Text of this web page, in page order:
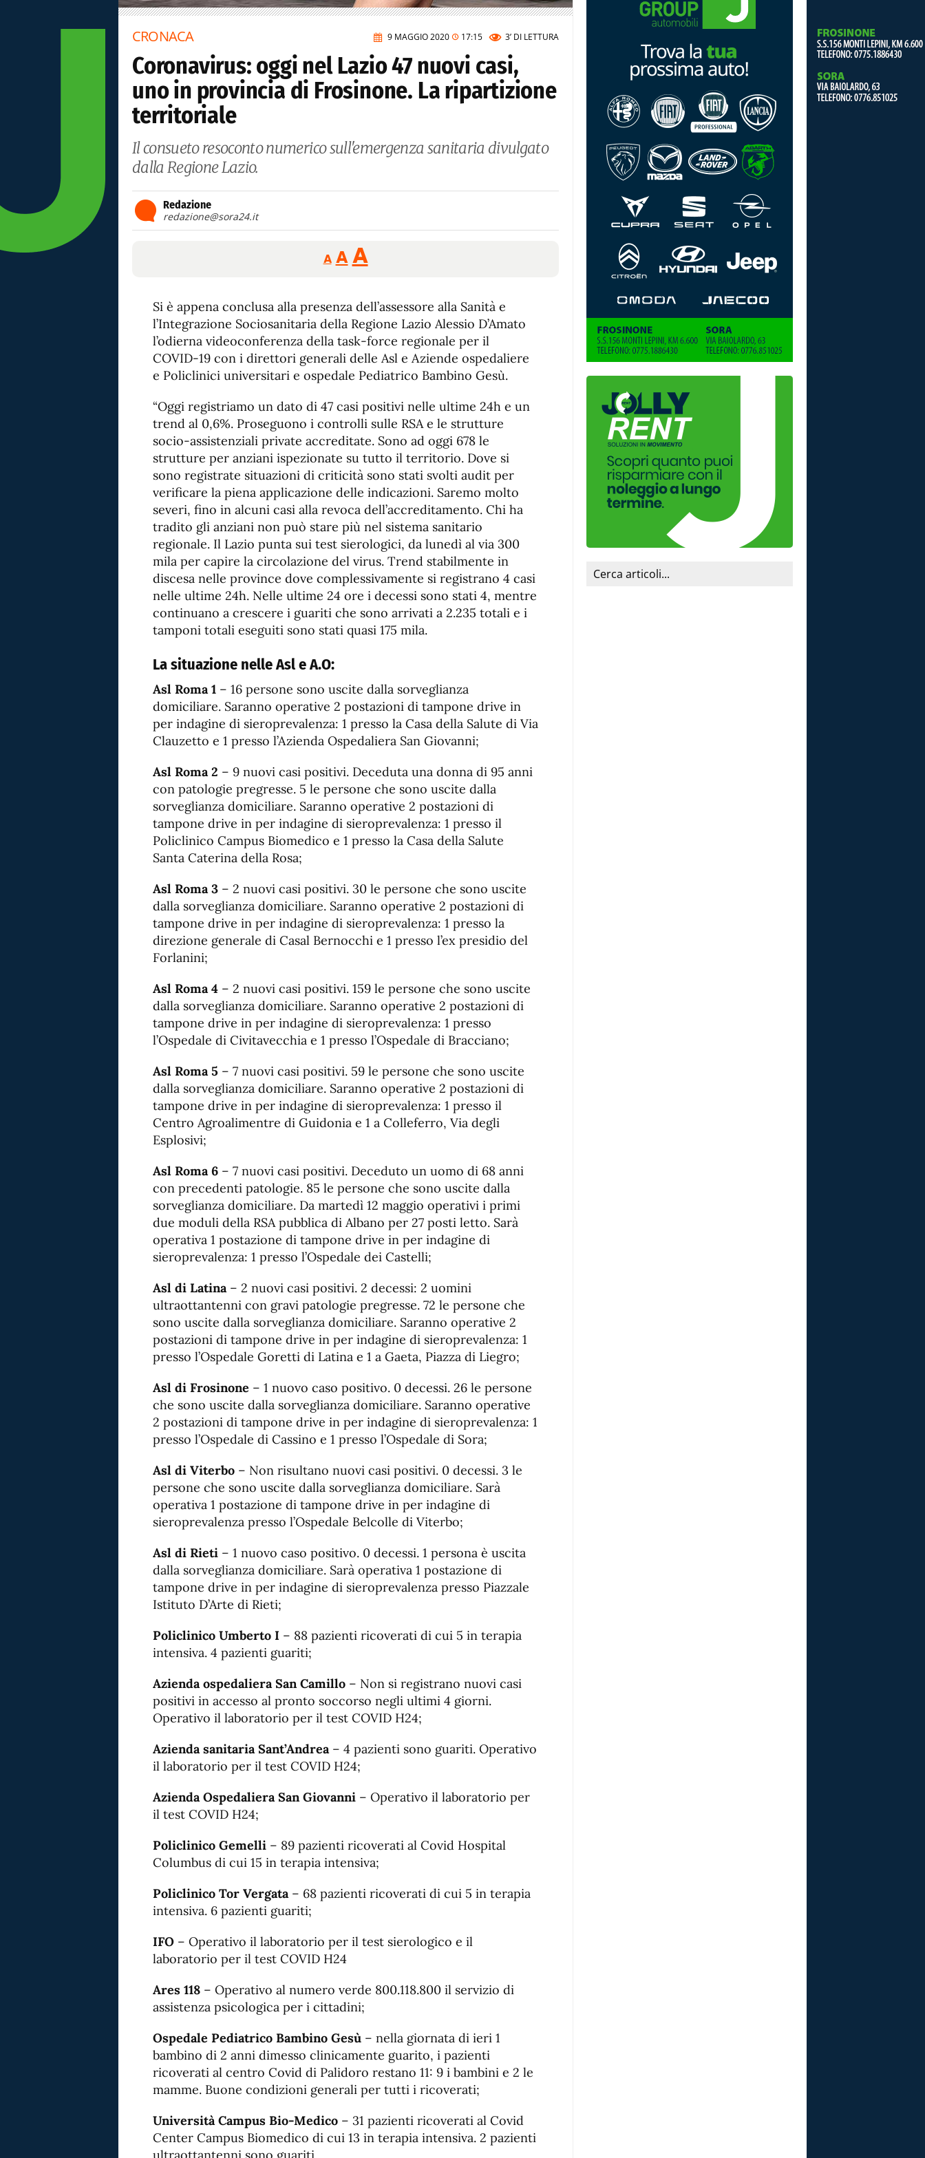
9 MAGGIO 2020 17:15 3’ DI LETTURA
CRONACA
Coronavirus: oggi nel Lazio 47 nuovi casi,
uno in provincia di Frosinone. La ripartizione
territoriale
Il consueto resoconto numerico sull'emergenza sanitaria divulgato
dalla Regione Lazio.
Redazione
redazione@sora24.it
A
Reducir
tamaño
A Restablecer
tamaño
de
fuente
AAumentar
de
fuente.
Si è appena conclusa alla presenza dell’assessore alla Sanità e
l’Integrazione Sociosanitaria della Regione Lazio Alessio D’Amato
l’odierna videoconferenza della task-force regionale per il
COVID-19 con i direttori generali delle Asl e Aziende ospedaliere
e Policlinici universitari e ospedale Pediatrico Bambino Gesù.
“Oggi registriamo un dato di 47 casi positivi nelle ultime 24h e un
trend al 0,6%. Proseguono i controlli sulle RSA e le strutture
socio-assistenziali private accreditate. Sono ad oggi 678 le
strutture per anziani ispezionate su tutto il territorio. Dove si
sono registrate situazioni di criticità sono stati svolti audit per
verificare la piena applicazione delle indicazioni. Saremo molto
severi, fino in alcuni casi alla revoca dell’accreditamento. Chi ha
tradito gli anziani non può stare più nel sistema sanitario
regionale. Il Lazio punta sui test sierologici, da lunedì al via 300
mila per capire la circolazione del virus. Trend stabilmente in
discesa nelle province dove complessivamente si registrano 4 casi
nelle ultime 24h. Nelle ultime 24 ore i decessi sono stati 4, mentre
continuano a crescere i guariti che sono arrivati a 2.235 totali e i
tamponi totali eseguiti sono stati quasi 175 mila.
La situazione nelle Asl e A.O:
Asl Roma 1 – 16 persone sono uscite dalla sorveglianza
domiciliare. Saranno operative 2 postazioni di tampone drive in
per indagine di sieroprevalenza: 1 presso la Casa della Salute di Via
Clauzetto e 1 presso l’Azienda Ospedaliera San Giovanni;
Asl Roma 2 – 9 nuovi casi positivi. Deceduta una donna di 95 anni
con patologie pregresse. 5 le persone che sono uscite dalla
sorveglianza domiciliare. Saranno operative 2 postazioni di
tampone drive in per indagine di sieroprevalenza: 1 presso il
Policlinico Campus Biomedico e 1 presso la Casa della Salute
Santa Caterina della Rosa;
Asl Roma 3 – 2 nuovi casi positivi. 30 le persone che sono uscite
dalla sorveglianza domiciliare. Saranno operative 2 postazioni di
tampone drive in per indagine di sieroprevalenza: 1 presso la
direzione generale di Casal Bernocchi e 1 presso l’ex presidio del
Forlanini;
Asl Roma 4 – 2 nuovi casi positivi. 159 le persone che sono uscite
dalla sorveglianza domiciliare. Saranno operative 2 postazioni di
tampone drive in per indagine di sieroprevalenza: 1 presso
l’Ospedale di Civitavecchia e 1 presso l’Ospedale di Bracciano;
Asl Roma 5 – 7 nuovi casi positivi. 59 le persone che sono uscite
dalla sorveglianza domiciliare. Saranno operative 2 postazioni di
tampone drive in per indagine di sieroprevalenza: 1 presso il
Centro Agroalimentre di Guidonia e 1 a Colleferro, Via degli
Esplosivi;
Asl Roma 6 – 7 nuovi casi positivi. Deceduto un uomo di 68 anni
con precedenti patologie. 85 le persone che sono uscite dalla
sorveglianza domiciliare. Da martedì 12 maggio operativi i primi
due moduli della RSA pubblica di Albano per 27 posti letto. Sarà
operativa 1 postazione di tampone drive in per indagine di
sieroprevalenza: 1 presso l’Ospedale dei Castelli;
Asl di Latina– 2 nuovi casi positivi. 2 decessi: 2 uomini
ultraottantenni con gravi patologie pregresse. 72 le persone che
sono uscite dalla sorveglianza domiciliare. Saranno operative 2
postazioni di tampone drive in per indagine di sieroprevalenza: 1
presso l’Ospedale Goretti di Latina e 1 a Gaeta, Piazza di Liegro;
Asl di Frosinone – 1 nuovo caso positivo. 0 decessi. 26 le persone
che sono uscite dalla sorveglianza domiciliare. Saranno operative
2 postazioni di tampone drive in per indagine di sieroprevalenza: 1
presso l’Ospedale di Cassino e 1 presso l’Ospedale di Sora;
Asl di Viterbo – Non risultano nuovi casi positivi. 0 decessi. 3 le
persone che sono uscite dalla sorveglianza domiciliare. Sarà
operativa 1 postazione di tampone drive in per indagine di
sieroprevalenza presso l’Ospedale Belcolle di Viterbo;
Asl di Rieti – 1 nuovo caso positivo. 0 decessi. 1 persona è uscita
dalla sorveglianza domiciliare. Sarà operativa 1 postazione di
tampone drive in per indagine di sieroprevalenza presso Piazzale
Istituto D’Arte di Rieti;
Policlinico Umberto I – 88 pazienti ricoverati di cui 5 in terapia
intensiva. 4 pazienti guariti;
Azienda ospedaliera San Camillo – Non si registrano nuovi casi
positivi in accesso al pronto soccorso negli ultimi 4 giorni.
Operativo il laboratorio per il test COVID H24;
Azienda sanitaria Sant’Andrea– 4 pazienti sono guariti. Operativo
il laboratorio per il test COVID H24;
Azienda Ospedaliera San Giovanni – Operativo il laboratorio per
il test COVID H24;
Policlinico Gemelli – 89 pazienti ricoverati al Covid Hospital
Columbus di cui 15 in terapia intensiva;
Policlinico Tor Vergata– 68 pazienti ricoverati di cui 5 in terapia
intensiva. 6 pazienti guariti;
IFO – Operativo il laboratorio per il test sierologico e il
laboratorio per il test COVID H24
Ares 118 – Operativo al numero verde 800.118.800 il servizio di
assistenza psicologica per i cittadini;
Ospedale Pediatrico Bambino Gesù – nella giornata di ieri 1
bambino di 2 anni dimesso clinicamente guarito, i pazienti
ricoverati al centro Covid di Palidoro restano 11: 9 i bambini e 2 le
mamme. Buone condizioni generali per tutti i ricoverati;
Università Campus Bio-Medico – 31 pazienti ricoverati al Covid
Center Campus Biomedico di cui 13 in terapia intensiva. 2 pazienti